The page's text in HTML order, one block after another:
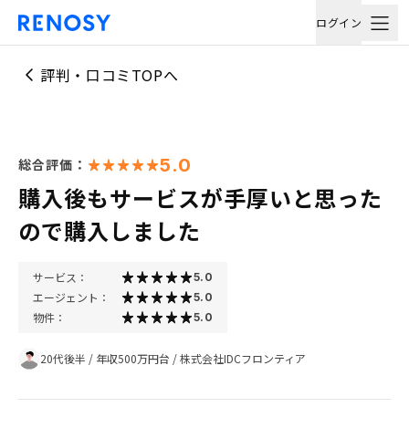
ログイン
評判・口コミTOPへ
総合評価： 5.0
購入後もサービスが手厚いと思った
ので購入しました
サービス： 5.0
エージェント： 5.0
物件： 5.0
20代後半 / 年収500万円台 /株式会社IDCフロンティア